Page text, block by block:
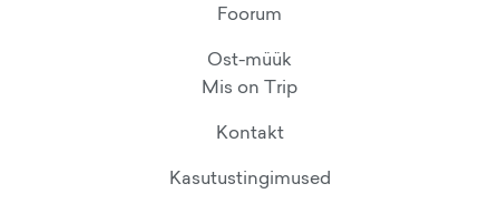
Foorum
Ost-müük
Mis on Trip
Kontakt
Kasutustingimused